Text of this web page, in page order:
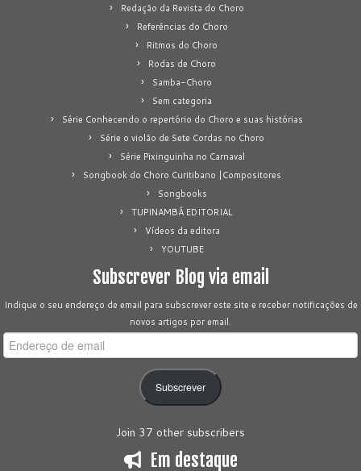
Redação da Revista do Choro
Referências do Choro
Ritmos do Choro
Rodas de Choro
Samba-Choro
Sem categoria
Série Conhecendo o repertório do Choro e suas histórias
Série o violão de Sete Cordas no Choro
Série Pixinguinha no Carnaval
Songbook do Choro Curitibano |Compositores
Songbooks
TUPINAMBÁ EDITORIAL
Vídeos da editora
YOUTUBE
Subscrever Blog via email
Indique o seu endereço de email para subscrever este site e receber notificações de
novos artigos por email.
Endereço
de
Subscrever
Join 37 other subscribers
Em destaque